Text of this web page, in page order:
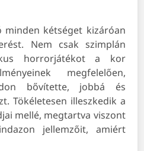
minden kétséget kizáróan
Nem csak szimplán
horrorjátékot a kor
megfelelően,
bővítette, jobbá és
Tökéletesen illeszkedik a
mellé, megtartva viszont
jellemzőit, amiért